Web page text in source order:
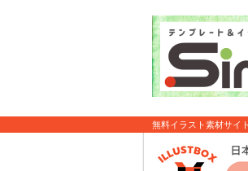
無料イラスト素材サイ